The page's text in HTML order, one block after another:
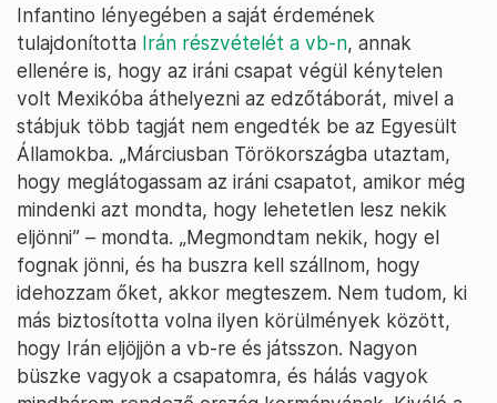
Infantino lényegében a saját érdemének
tulajdonította Irán részvételét a vb-n, annak
ellenére is, hogy az iráni csapat végül kénytelen
volt Mexikóba áthelyezni az edzőtáborát, mivel a
stábjuk több tagját nem engedték be az Egyesült
Államokba. „Márciusban Törökországba utaztam,
hogy meglátogassam az iráni csapatot, amikor még
mindenki azt mondta, hogy lehetetlen lesz nekik
eljönni” – mondta. „Megmondtam nekik, hogy el
fognak jönni, és ha buszra kell szállnom, hogy
idehozzam őket, akkor megteszem. Nem tudom, ki
más biztosította volna ilyen körülmények között,
hogy Irán eljöjjön a vb-re és játsszon. Nagyon
büszke vagyok a csapatomra, és hálás vagyok